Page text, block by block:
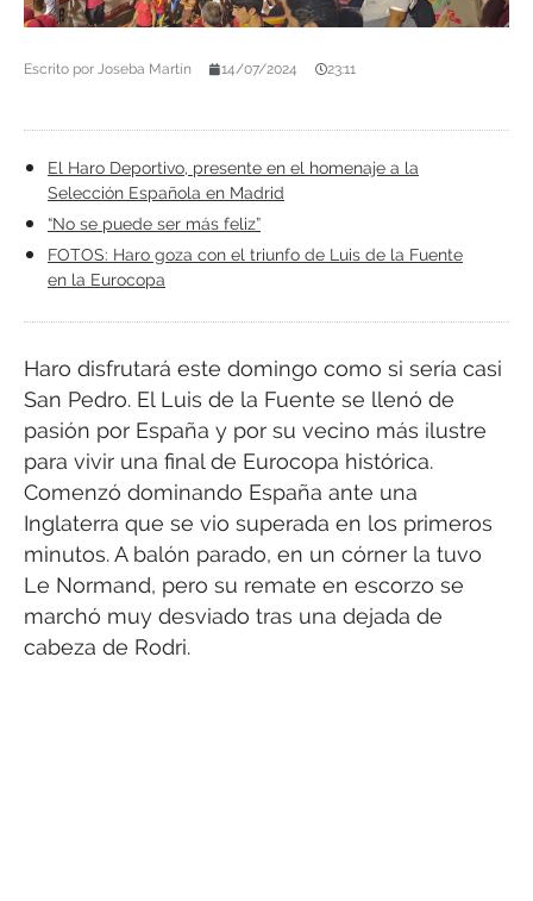
Escrito por Joseba Martín 14/07/2024 23:11
El Haro Deportivo, presente en el homenaje a la
Selección Española en Madrid
“No se puede ser más feliz”
FOTOS: Haro goza con el triunfo de Luis de la Fuente
en la Eurocopa
Haro disfrutará este domingo como si sería casi
San Pedro. El Luis de la Fuente se llenó de
pasión por España y por su vecino más ilustre
para vivir una final de Eurocopa histórica.
Comenzó dominando España ante una
Inglaterra que se vio superada en los primeros
minutos. A balón parado, en un córner la tuvo
Le Normand, pero su remate en escorzo se
marchó muy desviado tras una dejada de
cabeza de Rodri.